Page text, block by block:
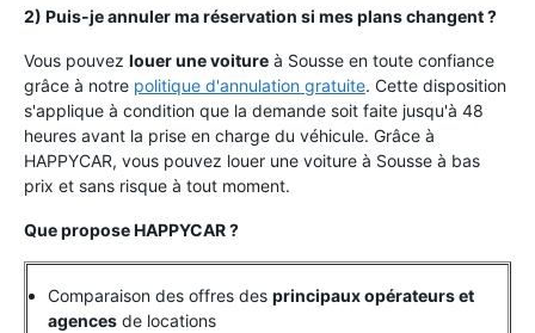
2) Puis-je annuler ma réservation si mes plans changent ?
Vous pouvez louer une voiture à Sousse en toute confiance
grâce à notre politique d'annulation gratuite. Cette disposition
s'applique à condition que la demande soit faite jusqu'à 48
heures avant la prise en charge du véhicule. Grâce à
HAPPYCAR, vous pouvez louer une voiture à Sousse à bas
prix et sans risque à tout moment.
Que propose HAPPYCAR ?
Comparaison des offres des principaux opérateurs et
agences de locations